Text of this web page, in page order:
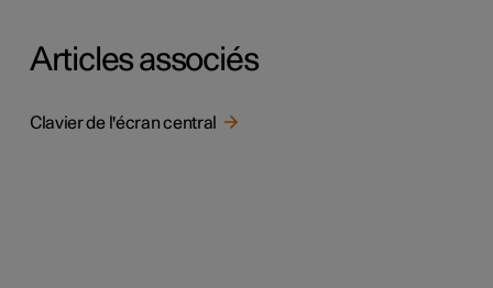
Articles associés
Clavier de l'écran central